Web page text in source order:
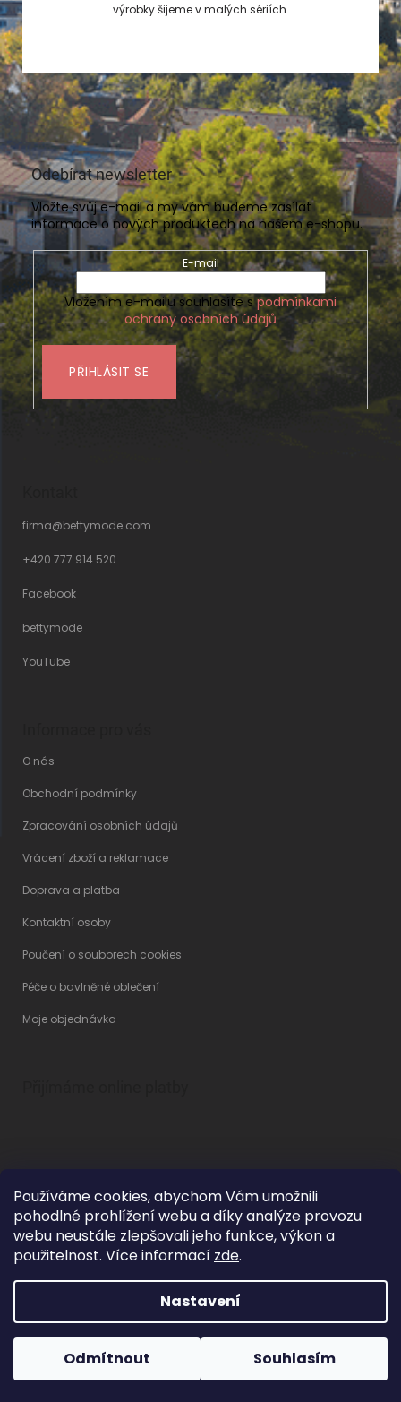
Používáme cookies, abychom Vám umožnili
pohodlné prohlížení webu a díky analýze provozu
webu neustále zlepšovali jeho funkce, výkon a
použitelnost. Více informací zde.
Nastavení
Odmítnout Souhlasím
výrobky šijeme v malých sériích.
Odebírat newsletter
Vložte svůj e-mail a my vám budeme zasílat
informace o nových produktech na našem e-shopu.
E-mail
Vložením e-mailu souhlasíte spodmínkami
ochrany osobních údajů
PŘIHLÁSIT SE
firma@bettymode.com
+420 777 914 520
Facebook
bettymode
YouTube
O nás
Obchodní podmínky
Zpracování osobních údajů
Vrácení zboží a reklamace
Doprava a platba
Kontaktní osoby
Poučení o souborech cookies
Péče o bavlněné oblečení
Moje objednávka
Vytvořil Shoptet
Betty Mode. Všechna práva vyhrazena.
Grafický návrh vytvořil a na Shoptet implementovalTomáš Hlad
Shoptetak.cz